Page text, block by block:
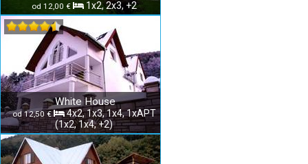
od 12,00 € 1x2, 2x3, +2
White House
od 12,50 €
4x2, 1x3, 1x4, 1xAPT
(1x2, 1x4, +2)